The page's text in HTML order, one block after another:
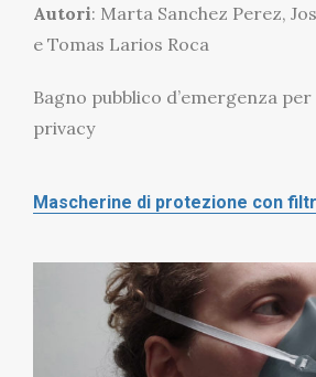
Autori: Marta Sanchez Perez,
e Tomas Larios Roca
Bagno pubblico d’emergenza
privacy
Mascherine di protezione con